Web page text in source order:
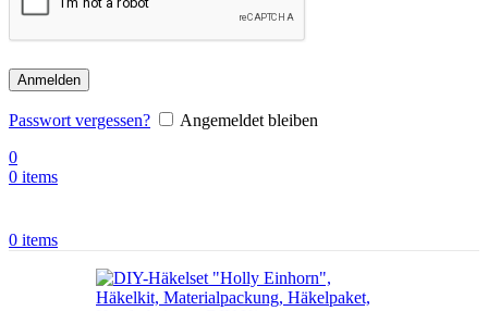
Anmelden
Passwort vergessen?
Angemeldet bleiben
0
0 items
0 items